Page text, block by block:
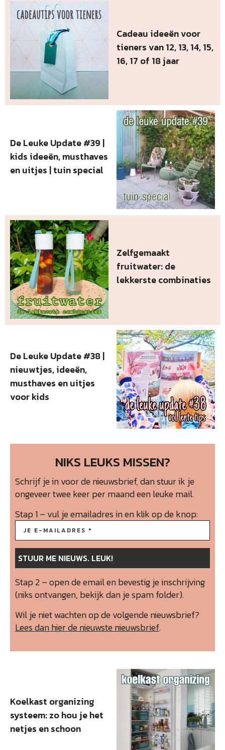
Cadeau ideeën voor
tieners van 12, 13, 14, 15,
16, 17 of 18 jaar
De Leuke Update #39 |
kids ideeën, musthaves
en uitjes | tuin special
Zelfgemaakt
fruitwater: de
lekkerste combinaties
De Leuke Update #38 |
nieuwtjes, ideeën,
musthaves en uitjes
voor kids
NIKS LEUKS MISSEN?
Schrijf je in voor de nieuwsbrief, dan stuur ik je
ongeveer twee keer per maand een leuke mail.
Stap 1 – vul je emailadres in en klik op de knop:
Stap 2 – open de email en bevestig je inschrijving
(niks ontvangen, bekijk dan je spam folder).
Wil je niet wachten op de volgende nieuwsbrief?
Lees dan hier de nieuwste nieuwsbrief.
Koelkast organizing
systeem: zo hou je het
netjes en schoon